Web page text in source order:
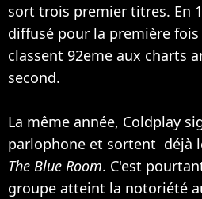
sort trois premier titres. En
diffusé pour la première
classent 92eme aux charts
second.
La même année, Coldplay
parlophone et sortent déjà
The Blue Room. C'est
groupe atteint la notoriété